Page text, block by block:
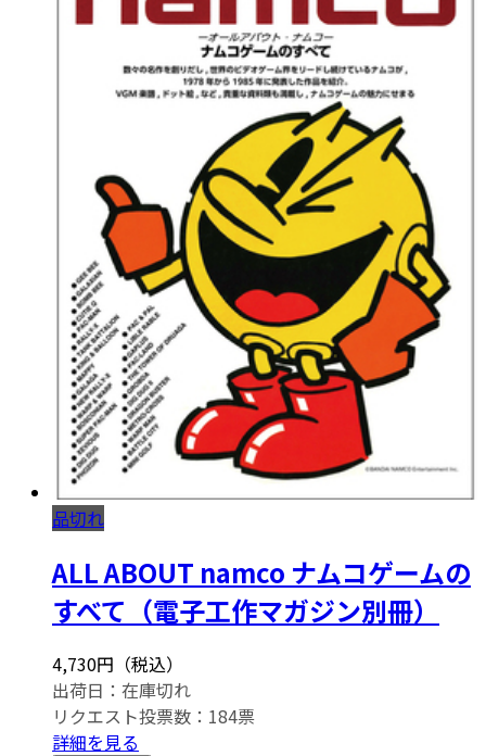
品切れ
ALL ABOUT namco ナムコゲームの
すべて（電子工作マガジン別冊）
4,730円（税込）
出荷日： 在庫切れ
リクエスト投票数： 184票
詳細を見る